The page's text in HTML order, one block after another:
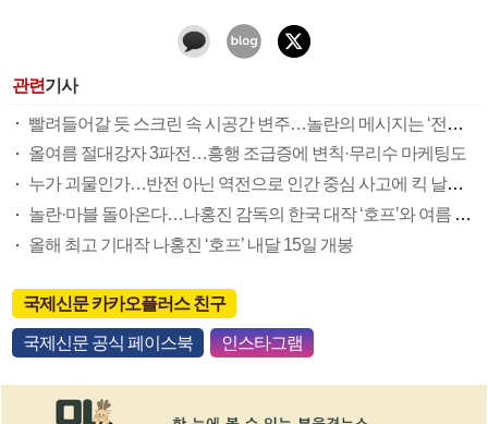
관련기사
빨려들어갈 듯 스크린 속 시공간 변주…놀란의 메시지는 ‘전쟁 속죄’
올여름 절대강자 3파전…흥행 조급증에 변칙·무리수 마케팅도
누가 괴물인가…반전 아닌 역전으로 인간 중심 사고에 킥 날리다
놀란·마블 돌아온다…나홍진 감독의 한국 대작 ‘호프’와 여름 극장가 대전
올해 최고 기대작 나홍진 ‘호프’ 내달 15일 개봉
국제신문 카카오플러스 친구
국제신문 공식 페이스북 인스타그램